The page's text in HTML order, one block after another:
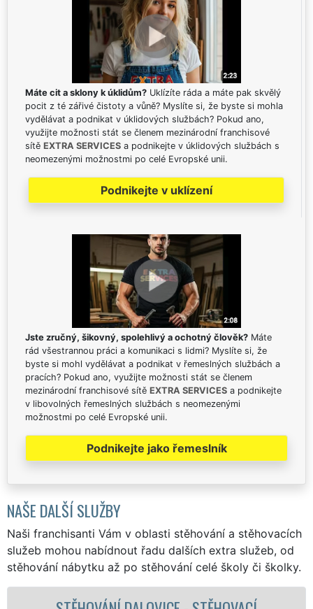
Máte cit a sklony k úklidům? Uklízíte ráda a máte pak skvělý
pocit z té zářivé čistoty a vůně? Myslíte si, že byste si mohla
vydělávat a podnikat v úklidových službách? Pokud ano,
využijte možnosti stát se členem mezinárodní franchisové
sítě EXTRA SERVICES a podnikejte v úklidových službách s
neomezenými možnostmi po celé Evropské unii.
Podnikejte v uklízení
Jste zručný, šikovný, spolehlivý a ochotný člověk? Máte
rád všestrannou práci a komunikaci s lidmi? Myslíte si, že
byste si mohl vydělávat a podnikat v řemeslných službách a
pracích? Pokud ano, využijte možnosti stát se členem
mezinárodní franchisové sítě EXTRA SERVICES a podnikejte
v libovolných řemeslných službách s neomezenými
možnostmi po celé Evropské unii.
Podnikejte jako řemeslník
NAŠE DALŠÍ SLUŽBY
Naši franchisanti Vám v oblasti stěhování a stěhovacích
služeb mohou nabídnout řadu dalších extra služeb, od
stěhování nábytku až po stěhování celé školy či školky.